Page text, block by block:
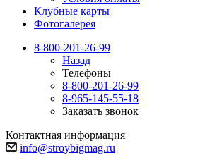
Клубные карты
Фотогалерея
8-800-201-26-99
Назад
Телефоны
8-800-201-26-99
8-965-145-55-18
Заказать звонок
Контактная информация
info@stroybigmag.ru